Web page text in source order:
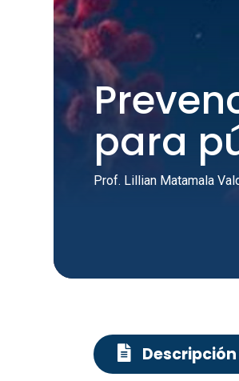
para
Prof. Lillian Matamala
Descripción